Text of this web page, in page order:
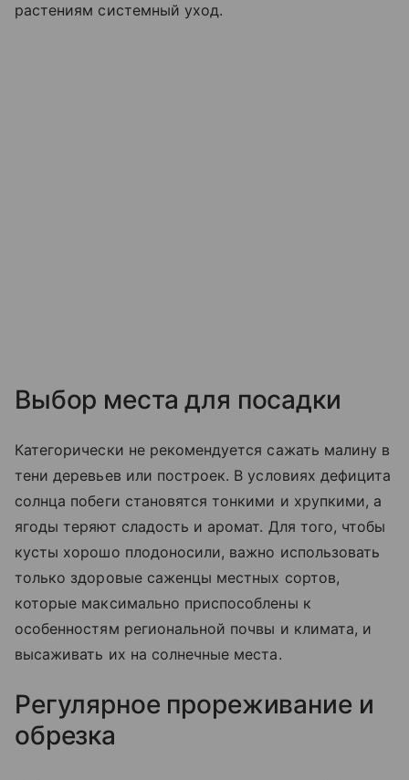
растениям системный уход.
Выбор места для посадки
Категорически не рекомендуется сажать малину в
тени деревьев или построек. В условиях дефицита
солнца побеги становятся тонкими и хрупкими, а
ягоды теряют сладость и аромат. Для того, чтобы
кусты хорошо плодоносили, важно использовать
только здоровые саженцы местных сортов,
которые максимально приспособлены к
особенностям региональной почвы и климата, и
высаживать их на солнечные места.
Регулярное прореживание и
обрезка